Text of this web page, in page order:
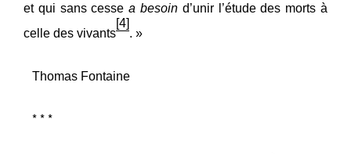
et qui sans cessea besoin d’unir l’étude des morts à
celle des vivants
[4]
. »
Thomas Fontaine
* * *